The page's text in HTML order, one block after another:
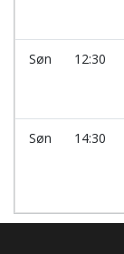
Søn 12:30
Søn 14:30